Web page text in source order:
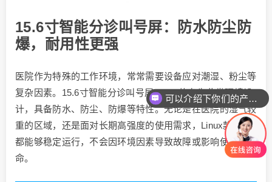
15.6寸智能分诊叫号屏：防水防尘防
爆，耐用性更强
医院作为特殊的工作环境，常常需要设备应对潮湿、粉尘等
复杂因素。15.6寸智能分诊叫号屏 Linux款专为此类环境设
计，具备防水、防尘、防爆等特性。无论是在医院的湿气较
重的区域，还是面对长期高强度的使用需求，Linux款设备
都能够稳定运行，不会因环境因素导致故障或影响使用寿
命。